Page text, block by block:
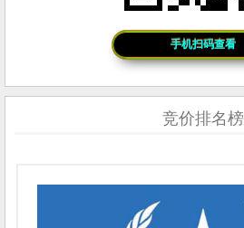
手机扫码查看
竞价排名榜